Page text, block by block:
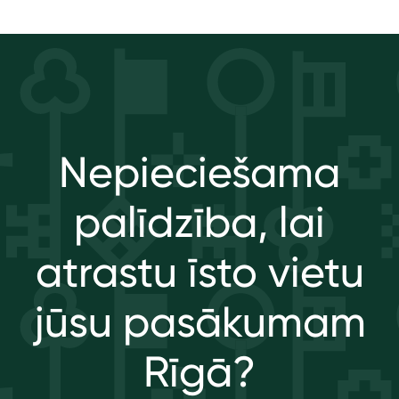
Nepieciešama
palīdzība, lai
atrastu īsto vietu
jūsu pasākumam
Rīgā?